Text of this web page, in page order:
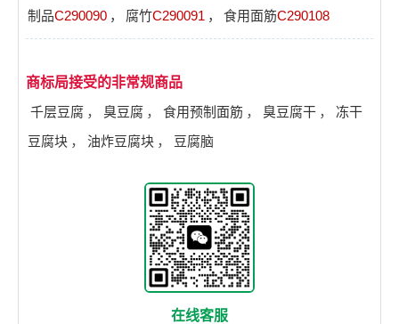
制品C290090 ， 腐竹C290091 ， 食用面筋C290108
商标局接受的非常规商品
千层豆腐 ， 臭豆腐 ， 食用预制面筋 ， 臭豆腐干 ，
冻干
豆腐块 ， 油炸豆腐块 ， 豆腐脑
在线客服